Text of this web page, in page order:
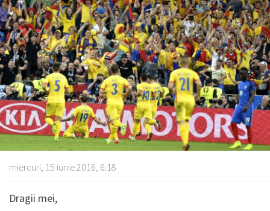
miercuri, 15 iunie 2016, 6:18
Dragii mei,